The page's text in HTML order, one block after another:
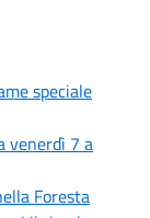
speciale
venerdì 7 a
Foresta